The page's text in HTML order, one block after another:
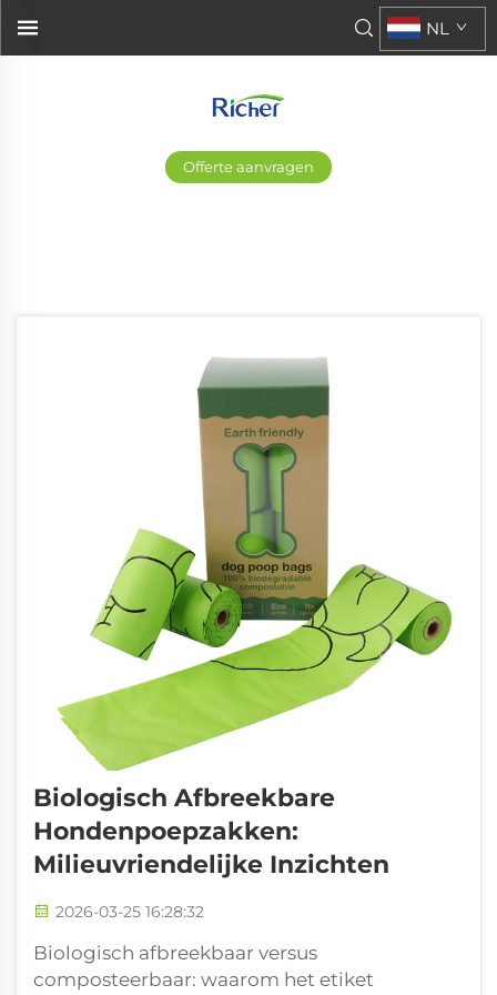
Offerte aanvragen
NL
Biologisch Afbreekbare
Hondenpoepzakken:
Milieuvriendelijke Inzichten
2026-03-25 16:28:32
Biologisch afbreekbaar versus
composteerbaar: waarom het etiket